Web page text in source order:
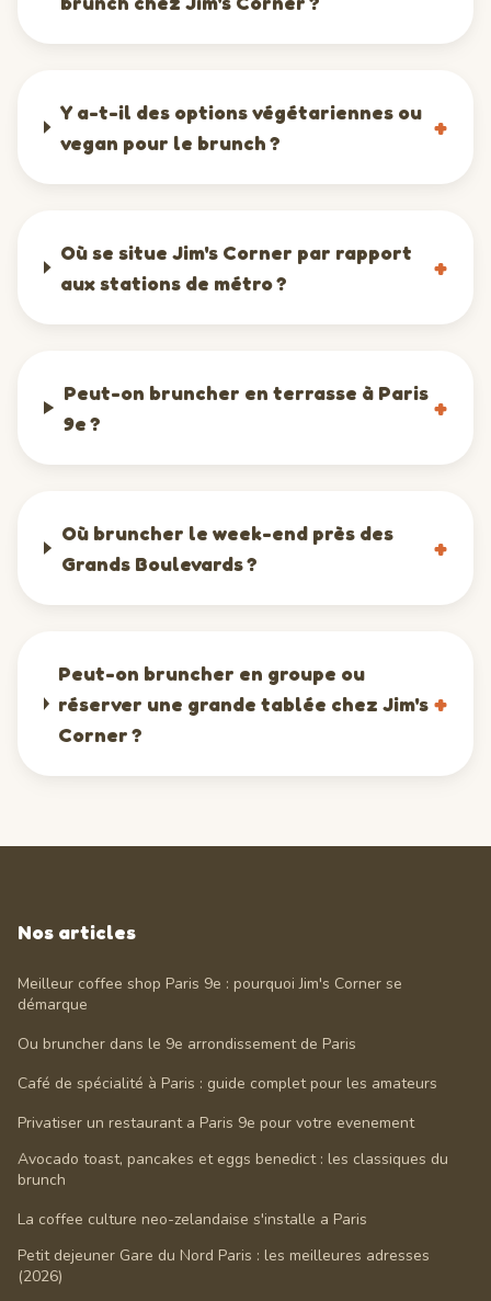
Y a-t-il des options végétariennes ou
vegan pour le brunch ?
+
Où se situe Jim's Corner par rapport
aux stations de métro ?
+
Peut-on bruncher en terrasse à Paris
9e ?
+
Où bruncher le week-end près des
Grands Boulevards ?
+
Peut-on bruncher en groupe ou
réserver une grande tablée chez Jim's
Corner ?
+
Nos articles
Meilleur coffee shop Paris 9e : pourquoi Jim's Corner se
démarque
Ou bruncher dans le 9e arrondissement de Paris
Café de spécialité à Paris : guide complet pour les amateurs
Privatiser un restaurant a Paris 9e pour votre evenement
Avocado toast, pancakes et eggs benedict : les classiques du
brunch
La coffee culture neo-zelandaise s'installe a Paris
Petit dejeuner Gare du Nord Paris : les meilleures adresses
(2026)